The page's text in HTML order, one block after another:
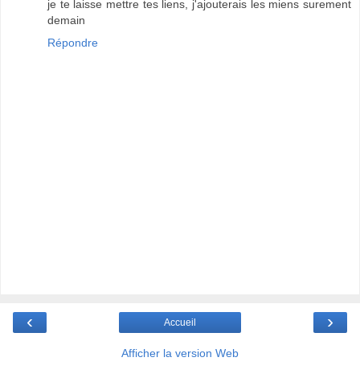
je te laisse mettre tes liens, j'ajouterais les miens surement
demain
Répondre
‹ ›
Accueil
Afficher la version Web